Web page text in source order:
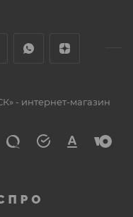
- интернет-магазин